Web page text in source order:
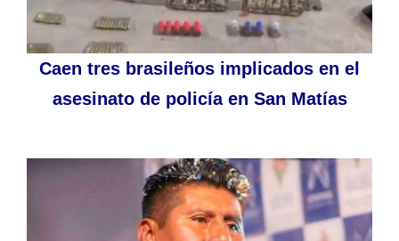
Caen tres brasileños implicados en el
asesinato de policía en San Matías